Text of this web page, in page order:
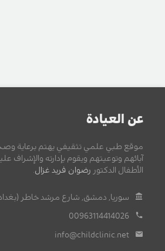
عن العيادة
موقع طبي علمي تثقيفي يهتم برعاية
آبائهم وتوعيتهم ويقوم بإدارته والإشراف
الأطفال الدكتور رضوان فريد غزال
سوريا, دمشق, شارع مرشد خاطر
00963114414026
info@childclinic.net